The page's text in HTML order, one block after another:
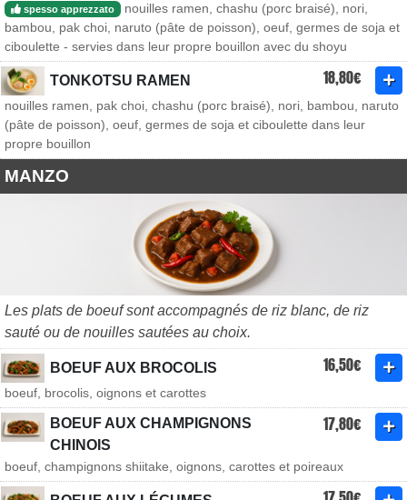
spesso apprezzato
nouilles ramen, chashu (porc braisé), nori,
bambou, pak choi, naruto (pâte de poisson), oeuf, germes de soja et
ciboulette - servies dans leur propre bouillon avec du shoyu
TONKOTSU RAMEN 18,80€
nouilles ramen, pak choi, chashu (porc braisé), nori, bambou, naruto
(pâte de poisson), oeuf, germes de soja et ciboulette dans leur
propre bouillon
MANZO
Les plats de boeuf sont accompagnés de riz blanc, de riz
sauté ou de nouilles sautées au choix.
BOEUF AUX BROCOLIS 16,50€
boeuf, brocolis, oignons et carottes
BOEUF AUX CHAMPIGNONS
CHINOIS
17,80€
boeuf, champignons shiitake, oignons, carottes et poireaux